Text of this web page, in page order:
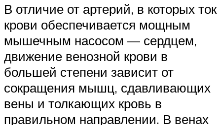
В отличие от артерий, в которых ток
крови обеспечивается мощным
мышечным насосом — сердцем,
движение венозной крови в
большей степени зависит от
сокращения мышц, сдавливающих
вены и толкающих кровь в
правильном направлении. В венах